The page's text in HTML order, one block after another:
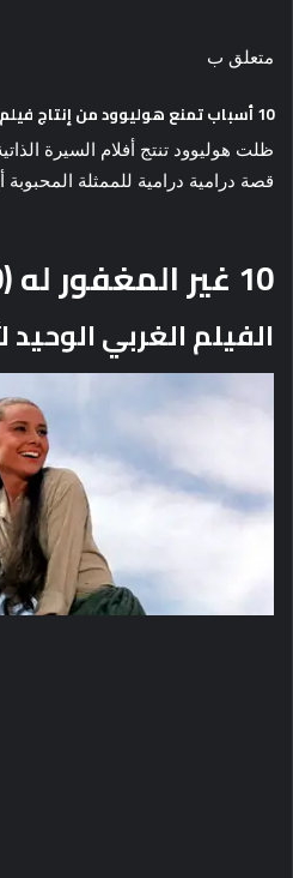
متعلق ب
10 أسباب تمنع هوليوود من إنتاج فيلم عن سيرة أودري هيبورن
ظلت هوليوود تنتج أفلام السيرة
قصة درامية درامية للممثلة
10 غير المغفور له (1960)
الفيلم الغربي